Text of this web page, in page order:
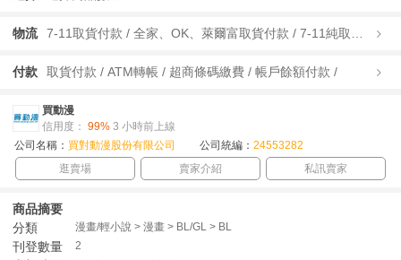
物流
付款 取貨付款 / ATM轉帳 / 超商條碼繳費 / 帳戶餘額付款 /
買動漫
信用度： 99% 3 小時前上線
公司名稱： 買對動漫股份有限公司 公司統編： 24553282
逛賣場
賣家介紹 私訊賣家
商品摘要
分類
漫畫/輕小說 > 漫畫 > BL/GL > BL
刊登數量 2